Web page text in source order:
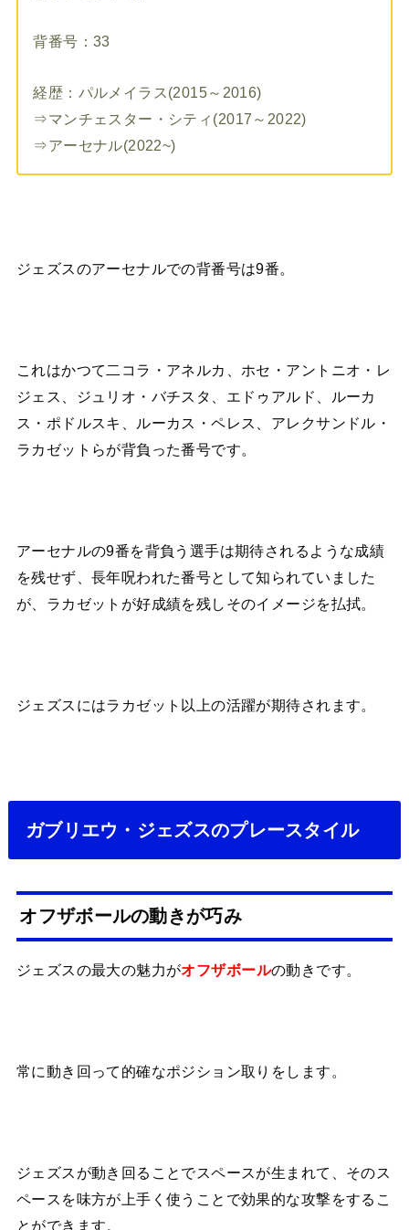
背番号：33
経歴：パルメイラス(2015～2016)
⇒マンチェスター・シティ(2017～2022)
⇒アーセナル(2022~)
ジェズスのアーセナルでの背番号は9番。
これはかつて二コラ・アネルカ、ホセ・アントニオ・レ
ジェス、ジュリオ・バチスタ、エドゥアルド、ルーカ
ス・ポドルスキ、ルーカス・ペレス、アレクサンドル・
ラカゼットらが背負った番号です。
アーセナルの9番を背負う選手は期待されるような成績
を残せず、長年呪われた番号として知られていました
が、ラカゼットが好成績を残しそのイメージを払拭。
ジェズスにはラカゼット以上の活躍が期待されます。
ガブリエウ・ジェズスのプレースタイル
オフザボールの動きが巧み
ジェズスの最大の魅力がオフザボールの動きです。
常に動き回って的確なポジション取りをします。
ジェズスが動き回ることでスペースが生まれて、そのス
ペースを味方が上手く使うことで効果的な攻撃をするこ
とができます。